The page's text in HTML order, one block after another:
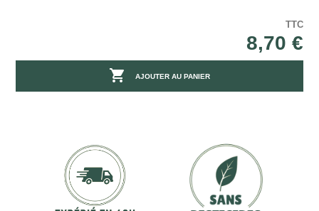
TTC
8,70 €
 AJOUTER AU PANIER